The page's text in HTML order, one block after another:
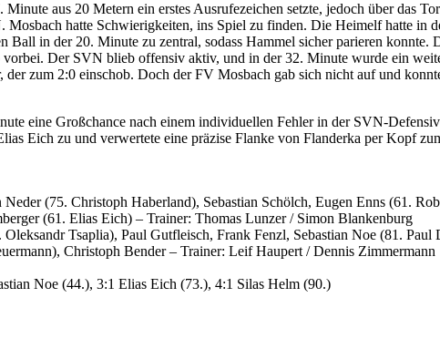
aus 20 Metern ein erstes Ausrufezeichen setzte, jedoch über das
hatte Schwierigkeiten, ins Spiel zu finden. Die Heimelf hatte in
in der 20. Minute zu zentral, sodass Hammel sicher parieren
Der SVN blieb offensiv aktiv, und in der 32. Minute wurde ein
zum 2:0 einschob. Doch der FV Mosbach gab sich nicht auf und
eine Großchance nach einem individuellen Fehler in der SVN-
Eich zu und verwertete eine präzise Flanke von Flanderka per Kopf
(75. Christoph Haberland), Sebastian Schölch, Eugen Enns (61.
(61. Elias Eich) – Trainer: Thomas Lunzer / Simon Blankenburg
Tsaplia), Paul Gutfleisch, Frank Fenzl, Sebastian Noe (81.
Christoph Bender – Trainer: Leif Haupert / Dennis Zimmermann
Noe (44.), 3:1 Elias Eich (73.), 4:1 Silas Helm (90.)